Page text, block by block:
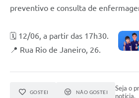
preventivo e consulta de
🗓️ 12/06, a partir das 17h30.
📍 Rua Rio de Janeiro, 26.
GOSTEI NÃO GOSTEI
Seja o
notícia.